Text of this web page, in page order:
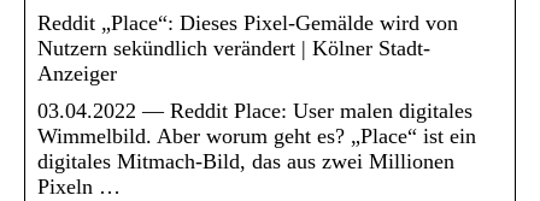
Reddit „Place“: Dieses Pixel-Gemälde wird von
Nutzern sekündlich verändert | Kölner Stadt-
Anzeiger
03.04.2022 — Reddit Place: User malen digitales
Wimmelbild. Aber worum geht es? „Place“ ist ein
digitales Mitmach-Bild, das aus zwei Millionen
Pixeln …